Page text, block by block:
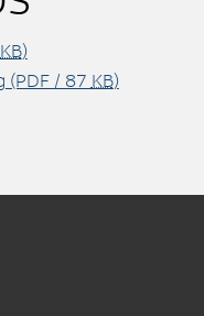
KB)
(PDF / 87 KB)